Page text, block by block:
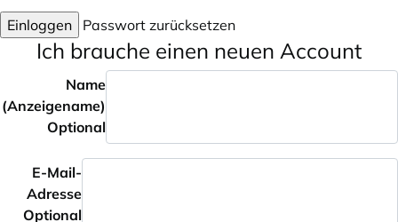
Einloggen Passwort zurücksetzen
Ich brauche einen neuen Account
Name
(Anzeigename)
Optional
E-Mail-
Adresse
Optional